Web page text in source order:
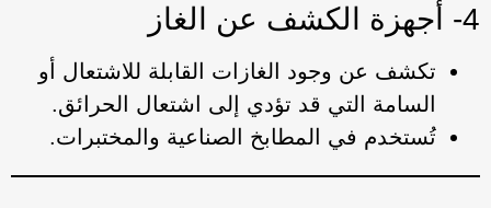
4- أجهزة الكشف عن الغاز
تكشف عن وجود الغازات القابلة للاشتعال أو
السامة التي قد تؤدي إلى اشتعال الحرائق.
تُستخدم في المطابخ الصناعية والمختبرات.